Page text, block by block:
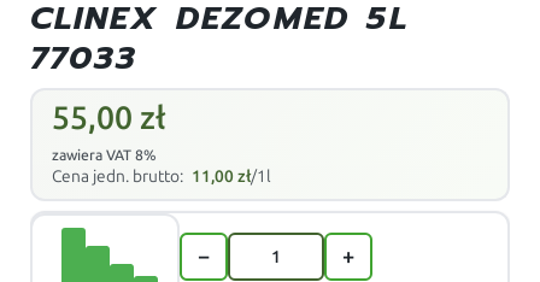
CLINEX DEZOMED 5L
77033
55,00 zł
zawiera VAT 8%
Cena jedn. brutto: 11,00zł/1l
− +